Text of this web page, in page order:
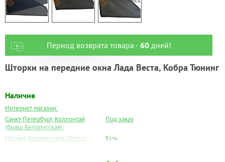
Период возврата товара - 60дней!
Шторки на передние окна Лада Веста, Кобра Тюнинг
Наличие
Интернет магазин:
Санкт-Петербург, Коллонтай
(бывш.Белорусская):
Под заказ
Москва, Коровинское Шоссе:
Есть
Под заказ